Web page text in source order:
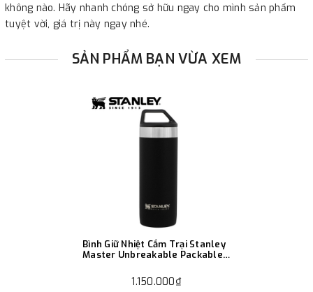
không nào. Hãy nhanh chóng sở hữu ngay cho mình sản phẩm
tuyệt vời, giá trị này ngay nhé.
SẢN PHẨM BẠN VỪA XEM
Bình Giữ Nhiệt Cắm Trại Stanley
Master Unbreakable Packable
1.150.000₫